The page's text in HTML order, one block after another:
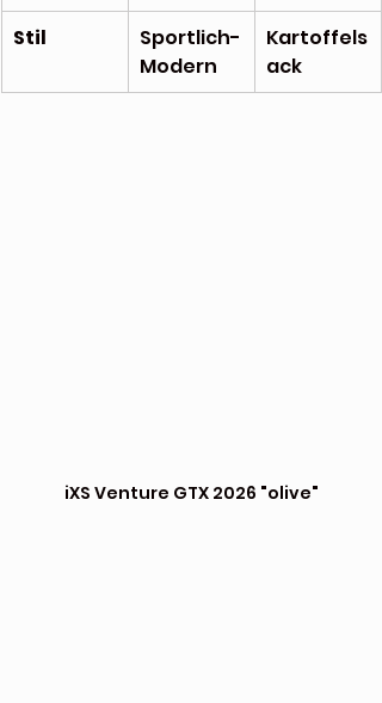
Stil
Sportlich-
Modern
Kartoffels
ack
iXS Venture GTX 2026 "olive"